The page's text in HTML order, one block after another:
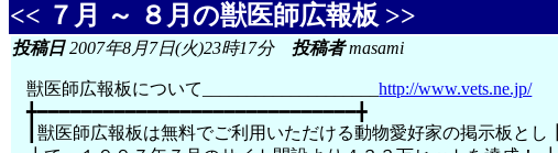
<< ７月 ～ ８月の獣医師広報板 >>
投稿日2007年8月7日(火)23時17分 投稿者masami
獣医師広報板について____________________http://www.vets.ne.jp/
╋━━━━━━━━━━━━━━━━━━━━━━━━━━━━━╋
┃獣医師広報板は無料でご利用いただける動物愛好家の掲示板とし┃